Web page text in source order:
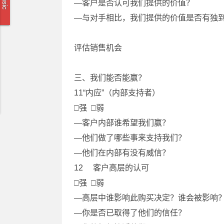
—客户是否认可我们提供的价值？
—与对手相比，我们提供的价值是否有独到
评估销售机会
三、我们能否能赢？
11“内应”（内部支持者）
□强 □弱
—客户内部谁希望我们赢？
—他们做了哪些事来支持我们？
—他们在内部有没有威信？
12 客户高层的认可
□强 □弱
—高层中谁影响此购买决定？谁会被影响？
—你是否已取得了他们的信任？